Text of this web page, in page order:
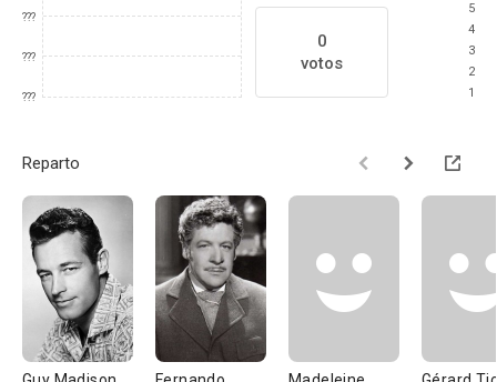
???
???
???
0
votos
5
4
3
2
1
Reparto